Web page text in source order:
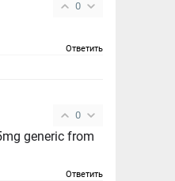
0
Ответить
0
Ответить